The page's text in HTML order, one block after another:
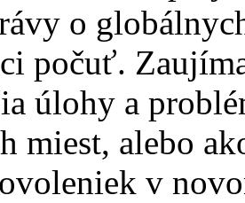
o
počuť.
úlohy a
miest, alebo
v